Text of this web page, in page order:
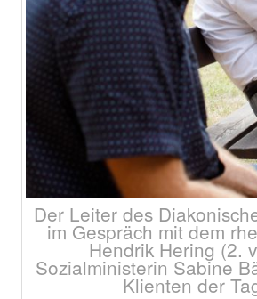
Der Leiter des
im Gespräch mit dem
Hendrik Hering (2.
Sozialministerin Sabine
Klienten der